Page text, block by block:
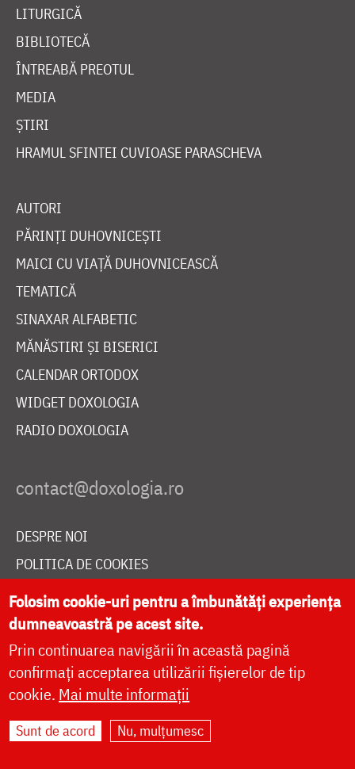
LITURGICĂ
BIBLIOTECĂ
ÎNTREABĂ PREOTUL
MEDIA
ȘTIRI
HRAMUL SFINTEI CUVIOASE PARASCHEVA
AUTORI
PĂRINȚI DUHOVNICEȘTI
MAICI CU VIAȚĂ DUHOVNICEASCĂ
TEMATICĂ
SINAXAR ALFABETIC
MĂNĂSTIRI ȘI BISERICI
CALENDAR ORTODOX
WIDGET DOXOLOGIA
RADIO DOXOLOGIA
DESPRE NOI
POLITICA DE COOKIES
DONEAZĂ ONLINE PENTRU CATEDRALA NAȚIONALĂ
LIVE
Site dezvoltat deDOXOLOGIA MEDIA
Arhiepiscopia Iașilor | ©
Folosim cookie-uri pentru a îmbunătăți experiența
dumneavoastră pe acest site.
Prin continuarea navigării în această pagină
confirmați acceptarea utilizării fișierelor de tip
cookie. Mai multe informații
Sunt de acord Nu, mulțumesc